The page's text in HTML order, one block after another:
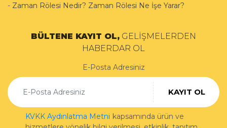
- Zaman Rölesi Nedir? Zaman Rölesi Ne İşe Yarar?
BÜLTENE KAYIT OL, GELİŞMELERDEN
HABERDAR OL
E-Posta Adresiniz
KAYIT OL
KVKK Aydınlatma Metni kapsamında ürün ve